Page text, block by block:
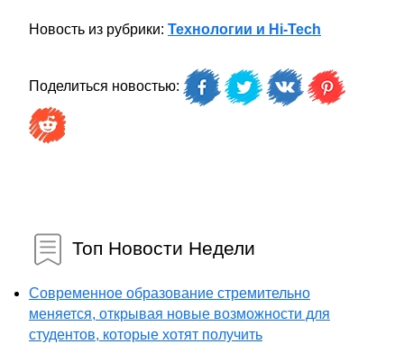
Новость из рубрики: Технологии и Hi-Tech
Поделиться новостью:
Топ Новости Недели
Современное образование стремительно
меняется, открывая новые возможности для
студентов, которые хотят получить